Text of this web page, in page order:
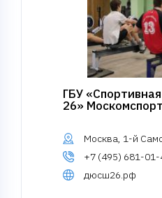
ГБУ
26»
Москва, 1-й
+7 (495) 681-01-
дюсш26.рф